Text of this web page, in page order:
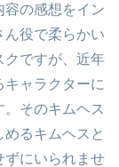
容の感想をイン
ん役で柔らかい
クですが、近年
ャラクターに
そのキムヘス
るキムヘスと
ずにいられませ